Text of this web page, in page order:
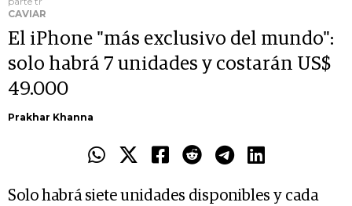
CAVIAR
El iPhone "más exclusivo del mundo":
solo habrá 7 unidades y costarán US$
49.000
Prakhar Khanna
Solo habrá siete unidades disponibles y cada